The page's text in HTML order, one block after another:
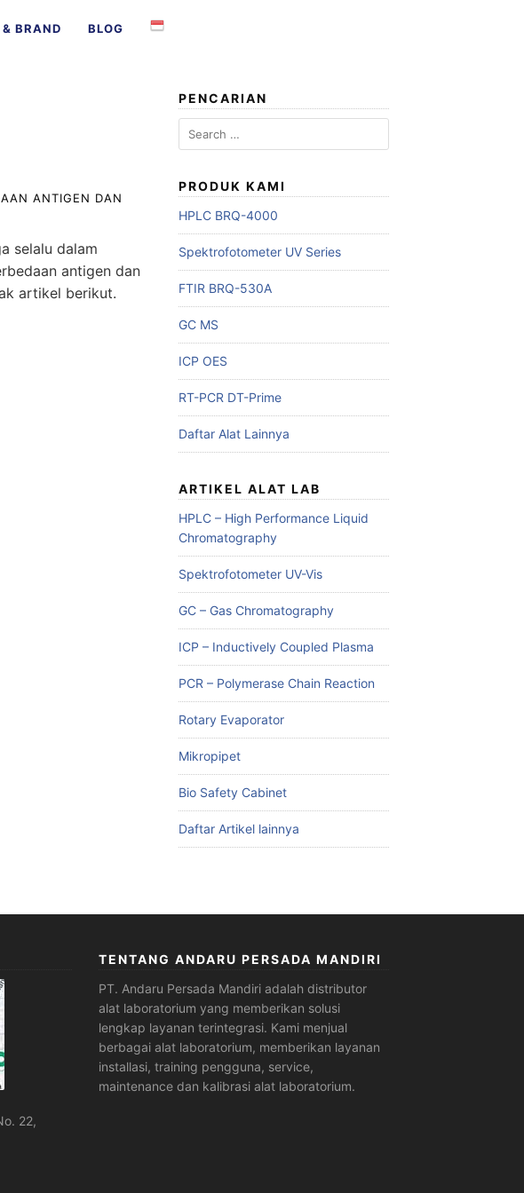
BRAND BLOG
ANTIGEN DAN
selalu dalam
antigen dan
artikel berikut.
PENCARIAN
Search
for:
PRODUK KAMI
HPLC BRQ-4000
Spektrofotometer UV Series
FTIR BRQ-530A
GC MS
ICP OES
RT-PCR DT-Prime
Daftar Alat Lainnya
ARTIKEL ALAT LAB
HPLC – High Performance Liquid
Chromatography
Spektrofotometer UV-Vis
GC – Gas Chromatography
ICP – Inductively Coupled Plasma
PCR – Polymerase Chain Reaction
Rotary Evaporator
Mikropipet
Bio Safety Cabinet
Daftar Artikel lainnya
22,
TENTANG ANDARU PERSADA MANDIRI
PT. Andaru Persada Mandiri adalahdistributor
alat laboratorium yang memberikan solusi
lengkap layanan terintegrasi. Kami menjual
berbagai alat laboratorium, memberikan layanan
installasi, training pengguna, service,
maintenance dan kalibrasi alat laboratorium.